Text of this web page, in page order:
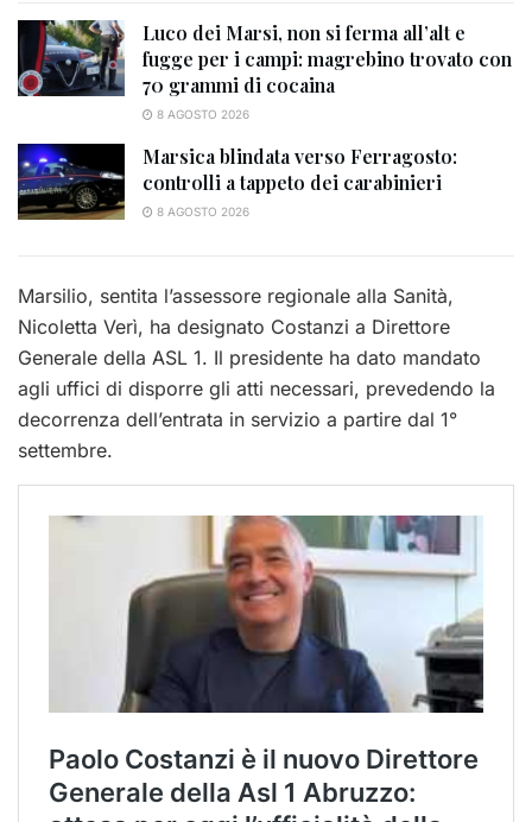
Luco dei Marsi, non si ferma all’alt e
fugge per i campi: magrebino trovato con
70 grammi di cocaina
8 AGOSTO 2026
Marsica blindata verso Ferragosto:
controlli a tappeto dei carabinieri
8 AGOSTO 2026
Marsilio, sentita l’assessore regionale alla Sanità,
Nicoletta Verì, ha designato Costanzi a Direttore
Generale della ASL 1. Il presidente ha dato mandato
agli uffici di disporre gli atti necessari, prevedendo la
decorrenza dell’entrata in servizio a partire dal 1°
settembre.